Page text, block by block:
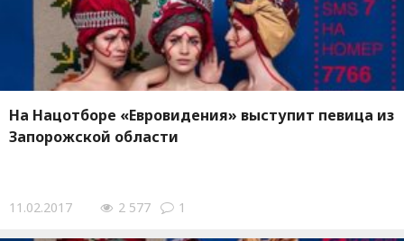
На Нацотборе «Евровидения» выступит певица из
Запорожской области
11.02.2017 2 577 1